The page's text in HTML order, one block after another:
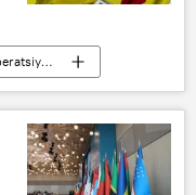
Rossiyaning Donbassdagi maxsus harbiy operatsiyasi